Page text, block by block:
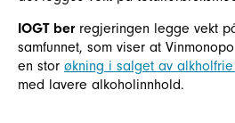
IOGT berregjeringen legge vekt
samfunnet, som viser at
en stor økning i salget av
med lavere alkoholinnhold.